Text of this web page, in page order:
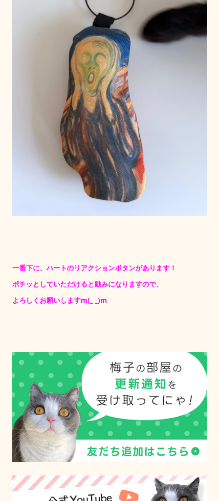
一番下に、ハートのリアクションボタンがあります！
ポチッとしていただけると励みになりますので、
よろしくお願いしますm(_ _)m